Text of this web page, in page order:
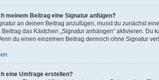
meinem Beitrag eine Signatur anfügen?
an deinen Beitrag anzufügen, musst du zunächst
Beitrag das Kästchen „Signatur anhängen“ aktivieren.
du einen einzelnen Beitrag dennoch ohne Signatur
eine Umfrage erstellen?